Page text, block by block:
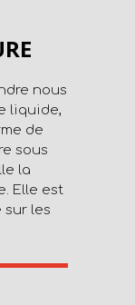
nous
liquide,
de
sous
la
Elle est
les